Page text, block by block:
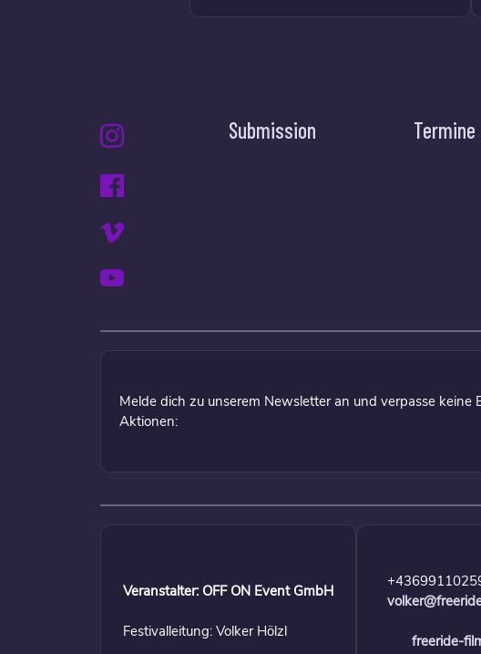
Submission
Melde dich zu unserem Newsletter an und verpasse keine
Aktionen:
Veranstalter: OFF ON Event GmbH
Festivalleitung: Volker Hölzl
freeride-